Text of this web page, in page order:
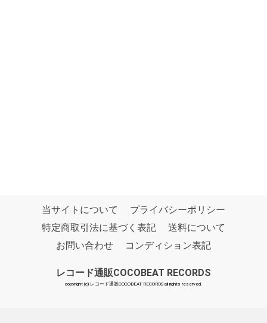
当サイトについて
プライバシーポリシー
特定商取引法に基づく表記
送料について
お問い合わせ
コンディション表記
レコード通販COCOBEAT RECORDS
copyright (c) レコード通販COCOBEAT RECORDS all rights reserved.